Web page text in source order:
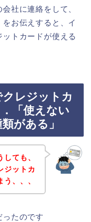
社に連絡をして、
をお伝えすると、イ
トカードが使える
レジットカ
「使えない
がある」
ても、
ジットカ
、、、
ったのです